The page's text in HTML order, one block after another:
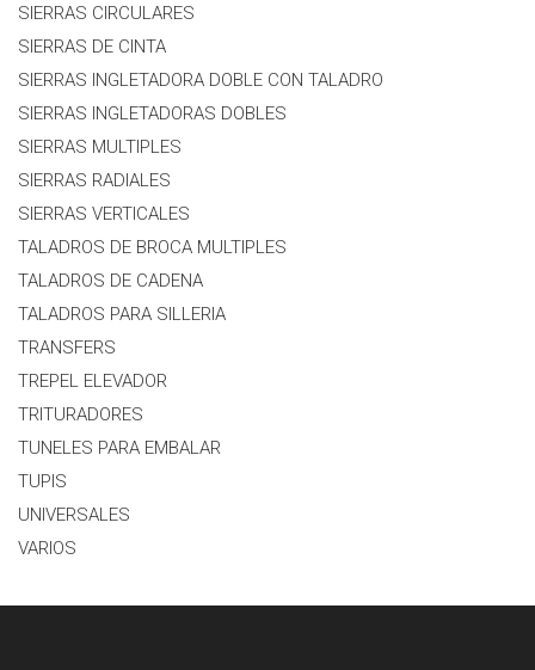
SIERRAS CIRCULARES
SIERRAS DE CINTA
SIERRAS INGLETADORA DOBLE CON TALADRO
SIERRAS INGLETADORAS DOBLES
SIERRAS MULTIPLES
SIERRAS RADIALES
SIERRAS VERTICALES
TALADROS DE BROCA MULTIPLES
TALADROS DE CADENA
TALADROS PARA SILLERIA
TRANSFERS
TREPEL ELEVADOR
TRITURADORES
TUNELES PARA EMBALAR
TUPIS
UNIVERSALES
VARIOS